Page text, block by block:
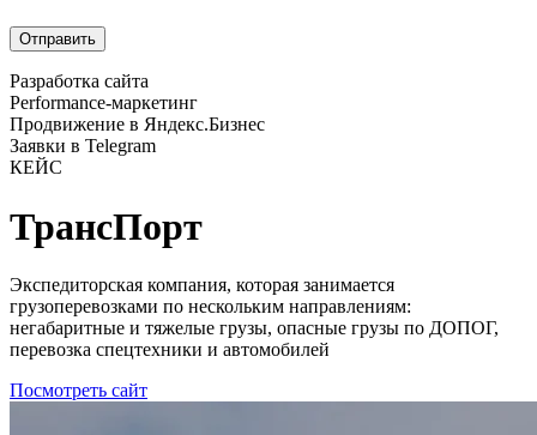
Разработка сайта
Performance-маркетинг
Продвижение в Яндекс.Бизнес
Заявки в Telegram
КЕЙС
ТрансПорт
Экспедиторская компания, которая занимается
грузоперевозками по нескольким направлениям:
негабаритные и тяжелые грузы, опасные грузы по ДОПОГ,
перевозка спецтехники и автомобилей
Посмотреть сайт